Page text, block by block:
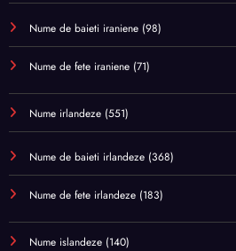
Nume de baieti iraniene (98)
Nume de fete iraniene (71)
Nume irlandeze (551)
Nume de baieti irlandeze (368)
Nume de fete irlandeze (183)
Nume islandeze (140)